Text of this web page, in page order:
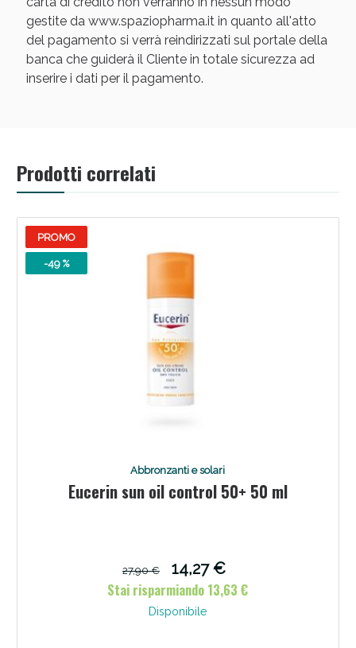
gestite da www.spaziopharma.it in quanto all'atto
del pagamento si verrà reindirizzati sul portale della
banca che guiderà il Cliente in totale sicurezza ad
inserire i dati per il pagamento.
Prodotti correlati
PROMO
-49 %
Abbronzanti e solari
Eucerin sun oil control 50+ 50 ml
27,90 €
14,27 €
Stai risparmiando 13,63 €
Disponibile